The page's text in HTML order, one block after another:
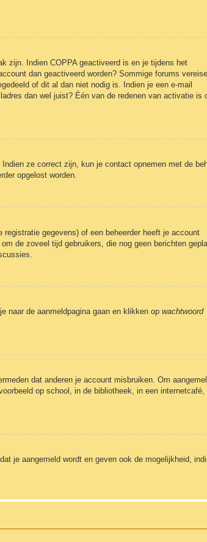
zijn. Indien COPPA geactiveerd is en je tijdens het
dan geactiveerd worden? Sommige forums
of dit al dan niet nodig is. Indien je een e-mail
dan wel juist? Één van de redenen van activatie is
ze correct zijn, kun je contact opnemen met de
opgelost worden.
gegevens) of een beheerder heeft je account
de zoveel tijd gebruikers, die nog geen berichten
naar de aanmeldpagina gaan en klikken op wachtwoord
dat anderen je account misbruiken. Om
op school, in de bibliotheek, in een internetcafé,
je aangemeld wordt en geven ook de mogelijkheid,